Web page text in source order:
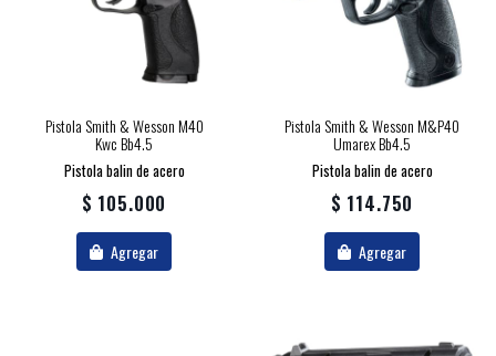
Pistola Smith & Wesson M40
Kwc Bb4.5
Pistola balin de acero
$ 105.000
Agregar
Pistola Smith & Wesson M&p40
Umarex Bb4.5
Pistola balin de acero
$ 114.750
Agregar